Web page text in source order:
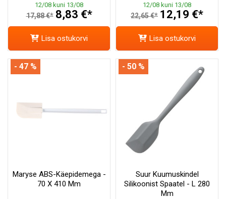
12/08 kuni 13/08
17,88 €* 8,83 €*
Lisa ostukorvi
12/08 kuni 13/08
22,65 €* 12,19 €*
Lisa ostukorvi
Maryse ABS-Käepidemega -
70 X 410 Mm
- 47 %
Suur Kuumuskindel
Silikoonist Spaatel - L 280
Mm
- 50 %